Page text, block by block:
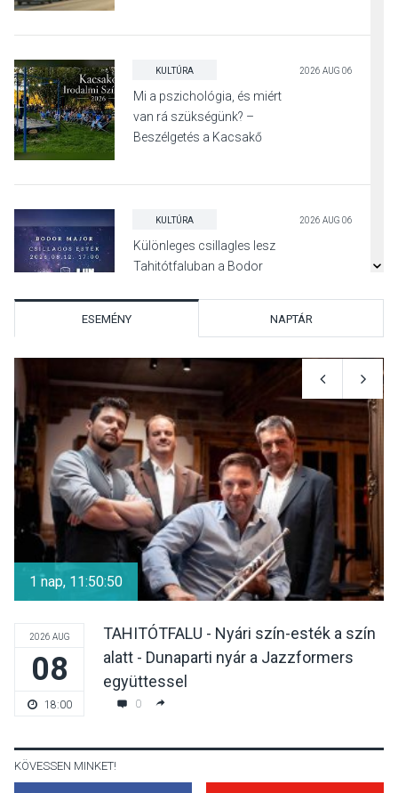
KULTÚRA 2026 AUG 06
Mi a pszichológia, és miért
van rá szükségünk? –
Beszélgetés a Kacsakő
KULTÚRA 2026 AUG 06
Különleges csillagles lesz
Tahitótfaluban a Bodor
KULTÚRA 2026 AUG 06
Színek, közösség és
hagyomány – kiállítás
nyitotta meg az idei Irány
Surány Fesztivált
KULTÚRA
Mordái folk-rock koncert
lesz a pilismaróti Duna-
parton
KULTÚRA
ESEMÉNY NAPTÁR
1 nap, 11:50:50
2026 AUG
08
18:00
TAHITÓTFALU - Nyári szín-esték a szín
alatt - Dunaparti nyár a Jazzformers
együttessel
0
KÖVESSEN MINKET!